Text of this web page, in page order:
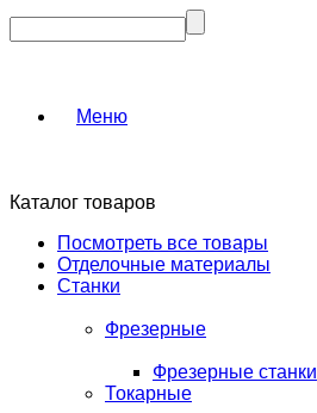
Меню
Каталог товаров
Посмотреть все товары
Отделочные материалы
Станки
Фрезерные
Фрезерные станки
Токарные